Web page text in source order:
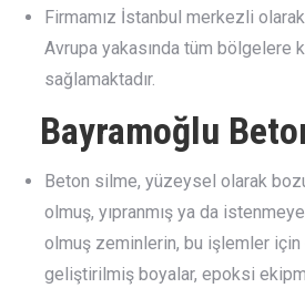
Firmamız İstanbul merkezli
Avrupa yakasında tüm
sağlamaktadır.
Bayramoğlu
Beton silme, yüzeysel olarak
olmuş, yıpranmış ya da
olmuş zeminlerin, bu işlemler
geliştirilmiş boyalar, epoksi